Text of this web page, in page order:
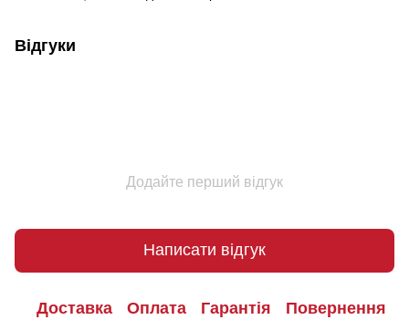
Відгуки
Додайте перший відгук
Написати відгук
Доставка Оплата Гарантія Повернення